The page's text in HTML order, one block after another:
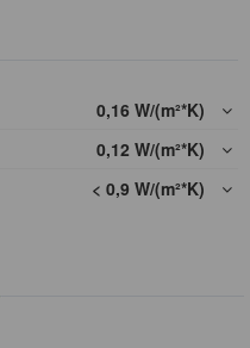
0,16 W/(m²*K)
0,12 W/(m²*K)
< 0,9 W/(m²*K)